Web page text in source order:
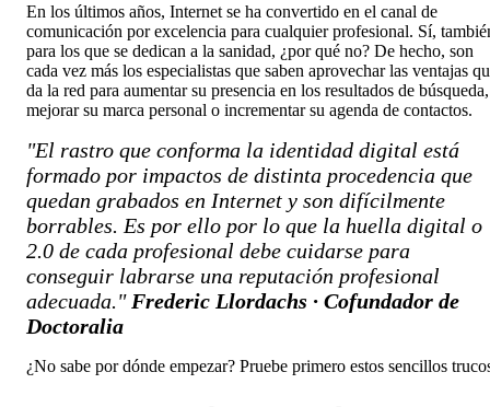
En los últimos años, Internet se ha convertido en el canal de
comunicación por excelencia para cualquier profesional. Sí,
para los que se dedican a la sanidad, ¿por qué no? De hecho, son
cada vez más los especialistas que saben aprovechar las ventajas
da la red para aumentar su presencia en los resultados de búsqueda,
mejorar su marca personal o incrementar su agenda de contactos.
"El rastro que conforma la identidad digital está
formado por impactos de distinta procedencia que
quedan grabados en Internet y son difícilmente
borrables. Es por ello por lo que la huella digital o
2.0 de cada profesional debe cuidarse para
conseguir labrarse una reputación profesional
adecuada." Frederic Llordachs · Cofundador de
Doctoralia
¿No sabe por dónde empezar? Pruebe primero estos sencillos